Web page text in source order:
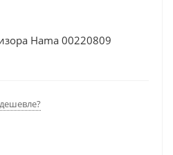
Hama 00220809